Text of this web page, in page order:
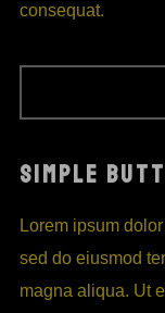
consequat.
SIMPLE
Lorem ipsum
sed do eiusmod
magna aliqua. Ut